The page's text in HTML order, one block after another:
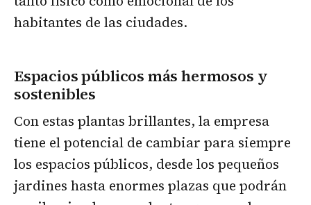
habitantes de las ciudades.
Espacios públicos más hermosos y
sostenibles
Con estas plantas brillantes, la empresa
tiene el potencial de cambiar para siempre
los espacios públicos, desde los pequeños
jardines hasta enormes plazas que podrán